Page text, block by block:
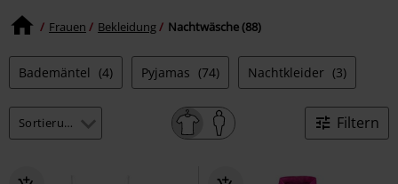
Frauen Bekleidung Nachtwäsche (88)
Bademäntel (4) Pyjamas (74) Nachtkleider (3)
Filtern